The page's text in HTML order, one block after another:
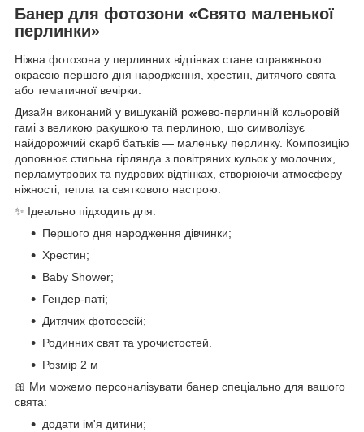
Банер для фотозони «Свято маленької
перлинки»
Ніжна фотозона у перлинних відтінках стане справжньою
окрасою першого дня народження, хрестин, дитячого свята
або тематичної вечірки.
Дизайн виконаний у вишуканій рожево-перлинній кольоровій
гамі з великою ракушкою та перлиною, що символізує
найдорожчий скарб батьків — маленьку перлинку. Композицію
доповнює стильна гірлянда з повітряних кульок у молочних,
перламутрових та пудрових відтінках, створюючи атмосферу
ніжності, тепла та святкового настрою.
✨ Ідеально підходить для:
Першого дня народження дівчинки;
Хрестин;
Baby Shower;
Гендер-паті;
Дитячих фотосесій;
Родинних свят та урочистостей.
Розмір 2 м
🎀 Ми можемо персоналізувати банер спеціально для вашого
свята:
додати ім'я дитини;